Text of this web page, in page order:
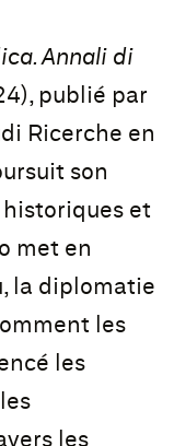
Annali di
publié par
Ricerche en
son
et
met en
la diplomatie
les
les
les